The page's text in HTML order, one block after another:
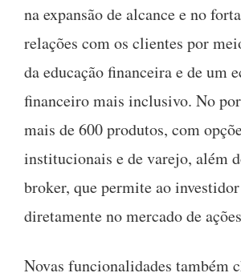
na expansão de alcance e no
relações com os clientes por
da educação financeira e de um
financeiro mais inclusivo. No
mais de 600 produtos, com
institucionais e de varejo, além
broker, que permite ao
diretamente no mercado de
Novas funcionalidades também